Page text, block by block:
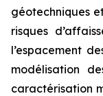
géotechniques
risques
l’espacement
modélisation
caractérisation